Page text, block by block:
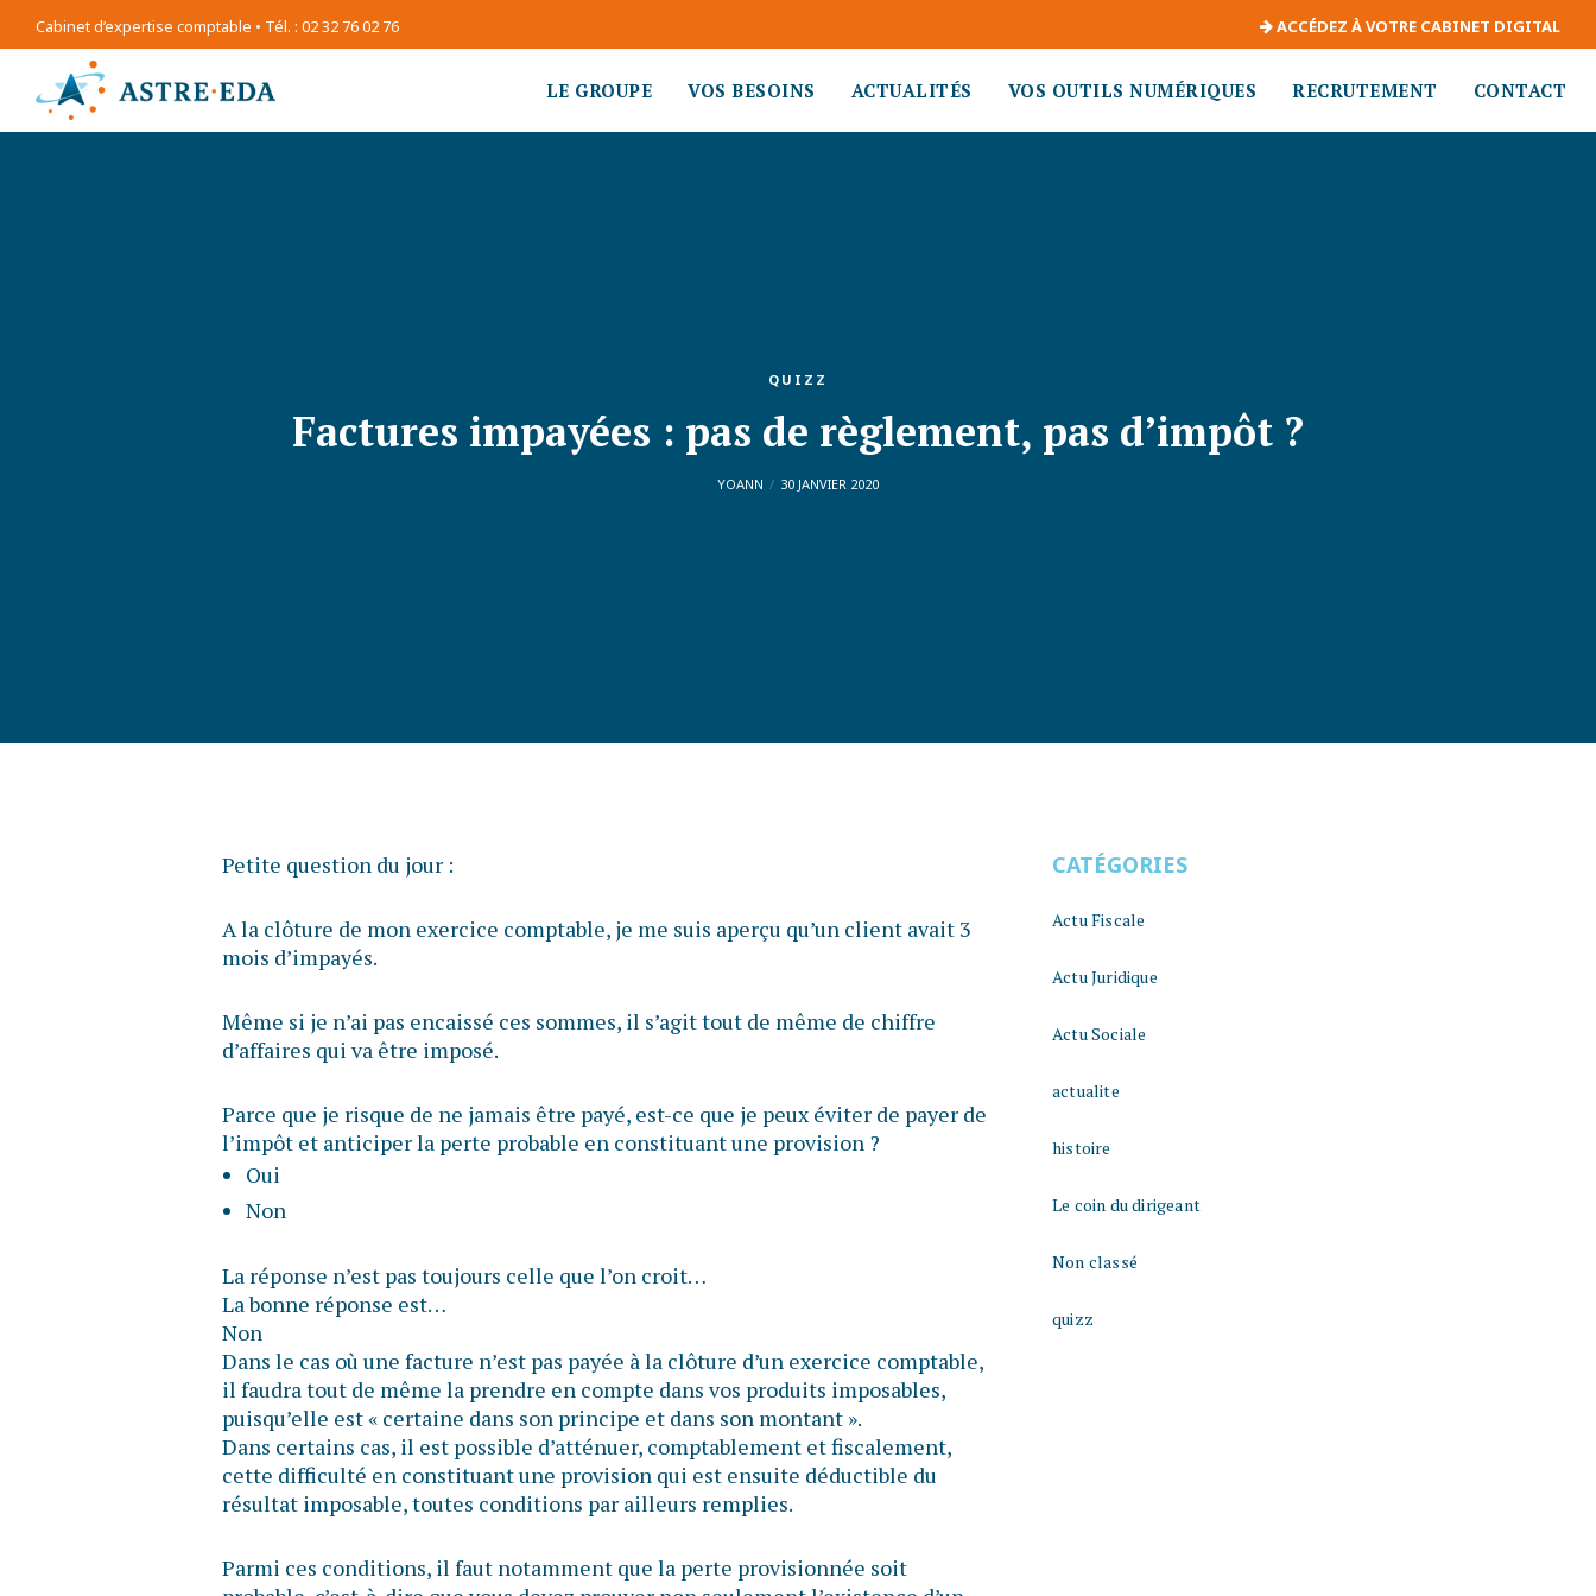
Cabinet d’expertise comptable • Tél. : 02 32 76 02 76 ACCÉDEZ À VOTRE CABINET DIGITAL
LE GROUPE VOS BESOINS ACTUALITÉS VOS OUTILS NUMÉRIQUES RECRUTEMENT CONTACT
QUIZZ
Factures impayées : pas de règlement, pas d’impôt ?
YOANN 30 JANVIER 2020
Petite question du jour :
A la clôture de mon exercice comptable, je me suis aperçu qu’un client avait 3
mois d’impayés.
Même si je n’ai pas encaissé ces sommes, il s’agit tout de même de chiffre
d’affaires qui va être imposé.
Parce que je risque de ne jamais être payé, est-ce que je peux éviter de payer de
l’impôt et anticiper la perte probable en constituant une provision ?
Oui
Non
La réponse n’est pas toujours celle que l’on croit…
La bonne réponse est…
Non
Dans le cas où une facture n’est pas payée à la clôture d’un exercice comptable,
il faudra tout de même la prendre en compte dans vos produits imposables,
puisqu’elle est « certaine dans son principe et dans son montant ».
Dans certains cas, il est possible d’atténuer, comptablement et fiscalement,
cette difficulté en constituant une provision qui est ensuite déductible du
résultat imposable, toutes conditions par ailleurs remplies.
Parmi ces conditions, il faut notamment que la perte provisionnée soit
CATÉGORIES
Actu Fiscale
Actu Juridique
Actu Sociale
actualite
histoire
Le coin du dirigeant
Non classé
quizz